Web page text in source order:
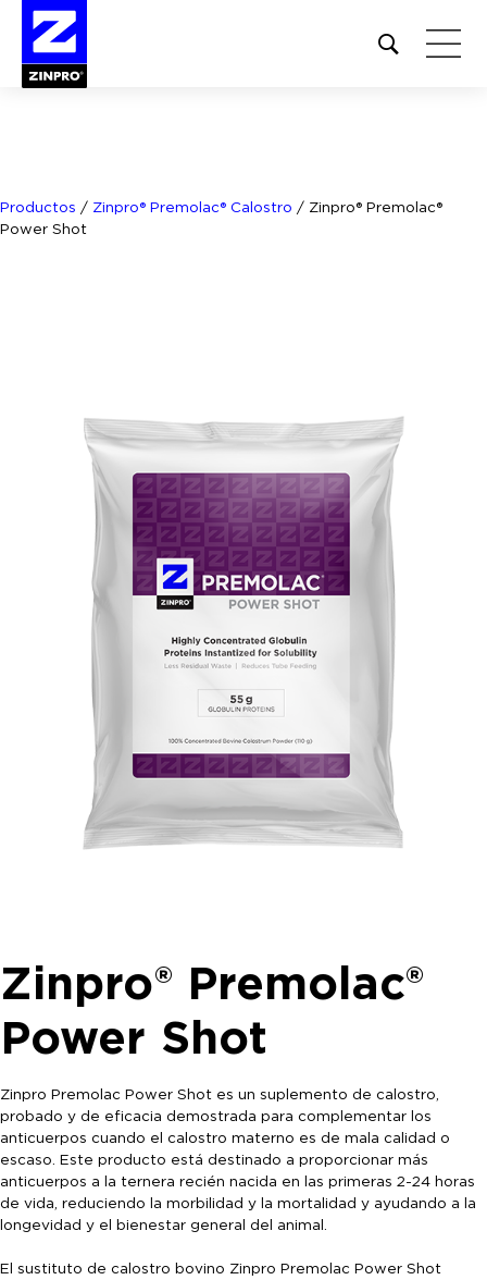
Open
site
Productos / Zinpro® Premolac® Calostro / Zinpro® Premolac®
Power Shot
Zinpro® Premolac®
Power Shot
Zinpro Premolac Power Shot es un suplemento de calostro,
probado y de eficacia demostrada para complementar los
anticuerpos cuando el calostro materno es de mala calidad o
escaso. Este producto está destinado a proporcionar más
anticuerpos a la ternera recién nacida en las primeras 2-24 horas
de vida, reduciendo la morbilidad y la mortalidad y ayudando a la
longevidad y el bienestar general del animal.
El sustituto de calostro bovino Zinpro Premolac Power Shot